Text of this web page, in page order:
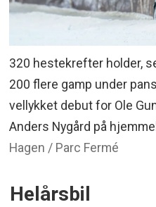
320 hestekrefter holder,
200 flere gamp under
vellykket debut for Ole
Anders Nygård på
Hagen / Parc Fermé
Helårsbil